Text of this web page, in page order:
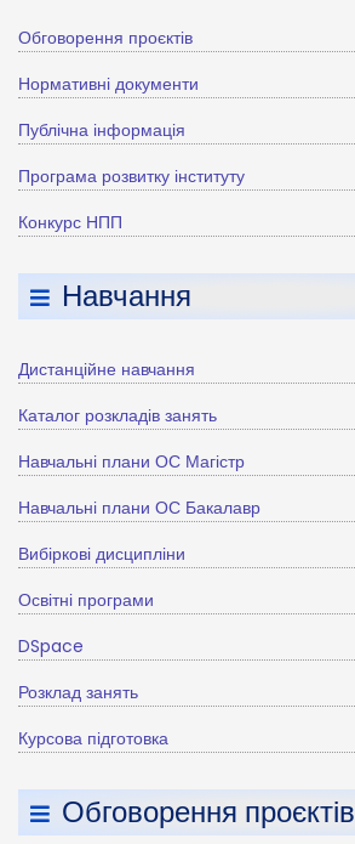
Обговорення проєктів
Нормативні документи
Публічна інформація
Програма розвитку інституту
Конкурс НПП
Навчання
Дистанційне навчання
Каталог розкладів занять
Навчальні плани ОС Магістр
Навчальні плани ОС Бакалавр
Вибіркові дисципліни
Освітні програми
DSpace
Розклад занять
Курсова підготовка
Обговорення проєктів